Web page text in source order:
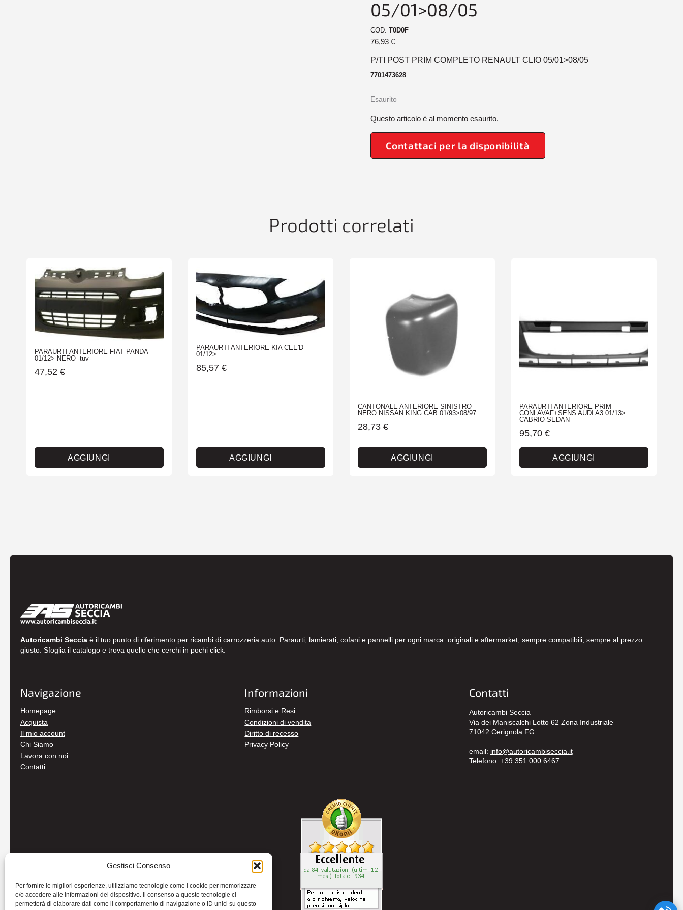
Gestisci Consenso
Per fornire le migliori esperienze, utilizziamo tecnologie come i cookie per memorizzare
e/o accedere alle informazioni del dispositivo. Il consenso a queste tecnologie ci
permetterà di elaborare dati come il comportamento di navigazione o ID unici su questo
05/01>08/05
COD: T0D0F
76,93 €
P/TI POST PRIM COMPLETO RENAULT CLIO 05/01>08/05
7701473628
Esaurito
Questo articolo è al momento esaurito.
Contattaci per la disponibilità
Prodotti correlati
PARAURTI ANTERIORE FIAT PANDA
01/12> NERO -tuv-
47,52 €
AGGIUNGI
PARAURTI ANTERIORE KIA CEE'D
01/12>
85,57 €
AGGIUNGI
CANTONALE ANTERIORE SINISTRO
NERO NISSAN KING CAB 01/93>08/97
28,73 €
AGGIUNGI
PARAURTI ANTERIORE PRIM
CONLAVAF+SENS AUDI A3 01/13>
CABRIO-SEDAN
95,70 €
AGGIUNGI
Autoricambi Seccia è il tuo punto di riferimento per ricambi di carrozzeria auto. Paraurti, lamierati, cofani e pannelli per ogni marca: originali e aftermarket, sempre compatibili, sempre al prezzo
giusto. Sfoglia il catalogo e trova quello che cerchi in pochi click.
Navigazione
Homepage
Acquista
Il mio account
Chi Siamo
Lavora con noi
Contatti
Informazioni
Rimborsi e Resi
Condizioni di vendita
Diritto di recesso
Privacy Policy
Contatti
Autoricambi Seccia
Via dei Maniscalchi Lotto 62 Zona Industriale
71042 Cerignola FG
email: info@autoricambiseccia.it
Telefono: +39 351 000 6467